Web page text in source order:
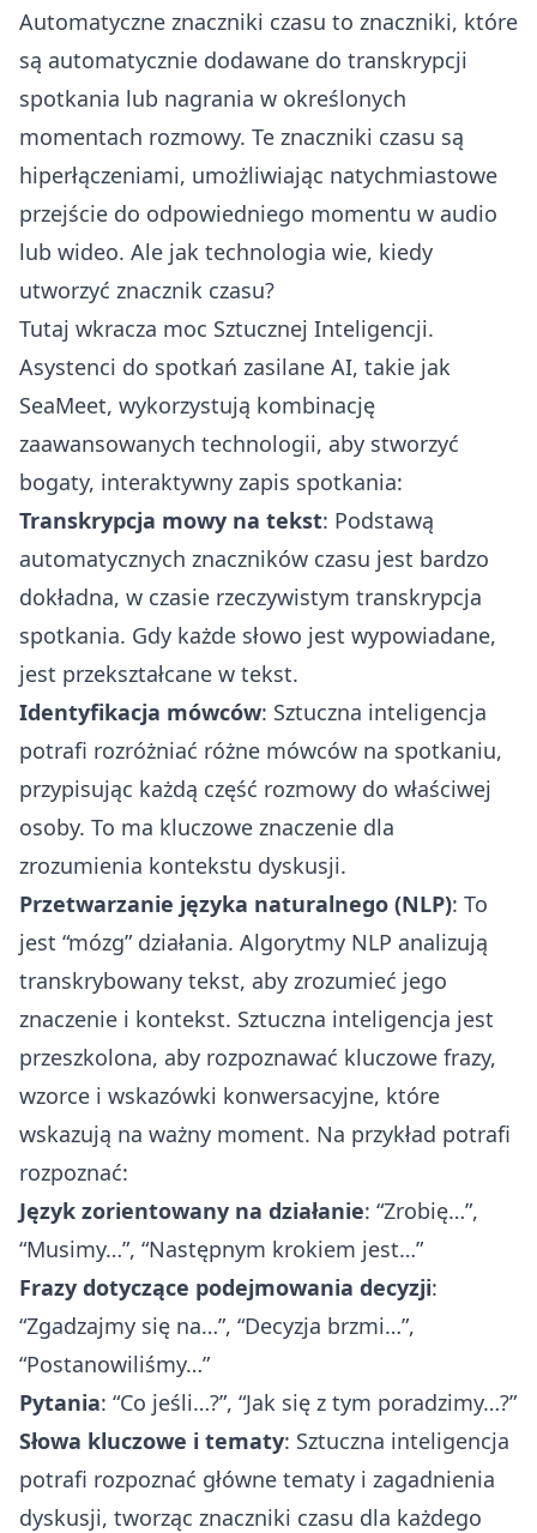
Automatyczne znaczniki czasu to znaczniki, które
są automatycznie dodawane do transkrypcji
spotkania lub nagrania w określonych
momentach rozmowy. Te znaczniki czasu są
hiperłączeniami, umożliwiając natychmiastowe
przejście do odpowiedniego momentu w audio
lub wideo. Ale jak technologia wie, kiedy
utworzyć znacznik czasu?
Tutaj wkracza moc Sztucznej Inteligencji.
Asystenci do spotkań zasilane AI, takie jak
SeaMeet, wykorzystują kombinację
zaawansowanych technologii, aby stworzyć
bogaty, interaktywny zapis spotkania:
Transkrypcja mowy na tekst: Podstawą
automatycznych znaczników czasu jest bardzo
dokładna, w czasie rzeczywistym transkrypcja
spotkania. Gdy każde słowo jest wypowiadane,
jest przekształcane w tekst.
Identyfikacja mówców: Sztuczna inteligencja
potrafi rozróżniać różne mówców na spotkaniu,
przypisując każdą część rozmowy do właściwej
osoby. To ma kluczowe znaczenie dla
zrozumienia kontekstu dyskusji.
Przetwarzanie języka naturalnego (NLP): To
jest “mózg” działania. Algorytmy NLP analizują
transkrybowany tekst, aby zrozumieć jego
znaczenie i kontekst. Sztuczna inteligencja jest
przeszkolona, aby rozpoznawać kluczowe frazy,
wzorce i wskazówki konwersacyjne, które
wskazują na ważny moment. Na przykład potrafi
rozpoznać:
Język zorientowany na działanie: “Zrobię…”,
“Musimy…”, “Następnym krokiem jest…”
Frazy dotyczące podejmowania decyzji:
“Zgadzajmy się na…”, “Decyzja brzmi…”,
“Postanowiliśmy…”
Pytania: “Co jeśli…?”, “Jak się z tym poradzimy…?”
Słowa kluczowe i tematy: Sztuczna inteligencja
potrafi rozpoznać główne tematy i zagadnienia
dyskusji, tworząc znaczniki czasu dla każdego